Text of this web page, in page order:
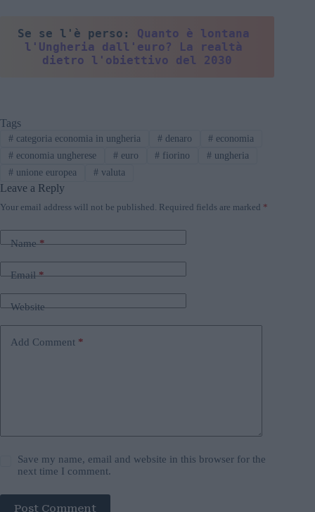
Se se l'è perso: Quanto è lontana
l'Ungheria dall'euro? La realtà
dietro l'obiettivo del 2030
Tags
#categoria economia in ungheria #denaro # economia
#economia ungherese #euro # fiorino # ungheria
#unione europea #valuta
Leave a Reply
Your email address will not be published. Required fields are marked *
Name*
Email*
Website
Add Comment *
Save my name, email and website in this browser for the
next time I comment.
Post Comment